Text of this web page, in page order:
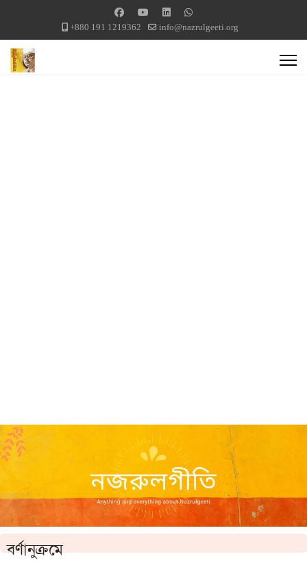
+880 191 1219362 info@nazrulgeeti.org
বর্ণানুক্রমে